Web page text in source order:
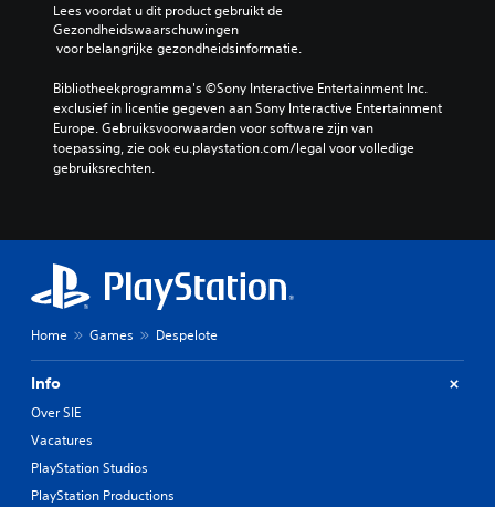
Lees voordat u dit product gebruikt de
Gezondheidswaarschuwingen
voor belangrijke gezondheidsinformatie.
Bibliotheekprogramma's ©Sony Interactive Entertainment Inc.
exclusief in licentie gegeven aan Sony Interactive Entertainment
Europe. Gebruiksvoorwaarden voor software zijn van
toepassing, zie ook eu.playstation.com/legal voor volledige
gebruiksrechten.
Home Games Despelote
Info
Over SIE
Vacatures
PlayStation Studios
PlayStation Productions